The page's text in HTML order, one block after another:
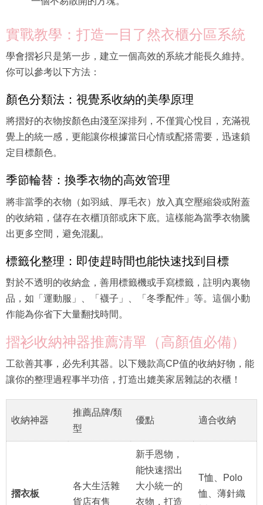
實戰教學：打造一目了然衣櫃分區系統
學會摺衫只是第一步，建立一個高效的系統才能長久維持。
你可以參考以下方法：
顏色分類法：視覺系收納的美學原理
將摺好的衣物按顏色由淺至深排列，不僅賞心悅目，充滿視
覺上的統一感，更能讓你根據當日心情或配搭需要，迅速鎖
定目標顏色。
季節輪替：換季衣物的高效管理
將非當季的衣物（如羽絨、厚毛衣）放入真空壓縮袋或附蓋
的收納箱，儲存在衣櫃頂部或床下底。這樣能為當季衣物騰
出更多空間，避免混亂。
標籤化整理：即使趕時間也能快速找到目標
對於不透明的收納盒，善用標籤機或手寫標籤，註明內裏物
品，如「運動服」、「襪子」、「冬季配件」等。這個小動
作能為你省下大量翻找時間。
摺衫收納神器推薦清單（高顏值必備）
工欲善其事，必先利其器。以下幾款高CP值的收納好物，能
讓你的整理過程事半功倍，打造出媲美家居雜誌的衣櫃！
收納神器
推薦品牌/類
型
優點 適合收納
摺衣板
各大生活雜
貨店有售
新手恩物，
能快速摺出
大小統一的
衣物，打造
T恤、Polo
恤、薄針織